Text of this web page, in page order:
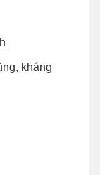
kháng